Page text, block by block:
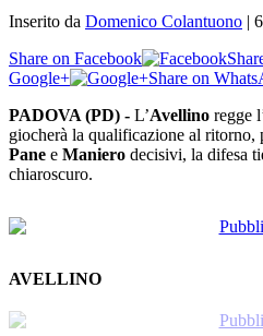
Google+
Share on
giocherà la qualificazione al ritorno,
PaneeManierodecisivi, la difesa
chiaroscuro.
PANE
(voto 7): Deve sostituire il